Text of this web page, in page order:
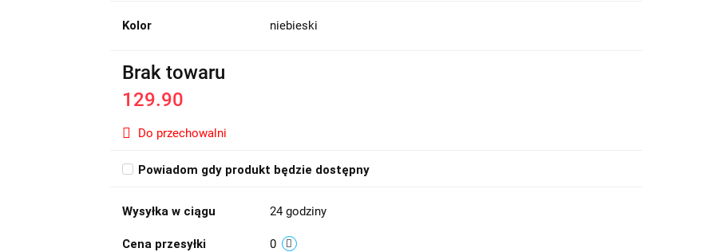
Kolor niebieski
Brak towaru
129.90
Do przechowalni
Powiadom gdy produkt będzie dostępny
Wysyłka w ciągu 24 godziny
Cena przesyłki 0